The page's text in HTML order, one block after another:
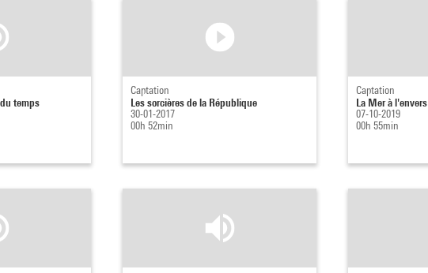
temps
Captation
Les sorcières de la République
30-01-2017
00h 52min
Captation
La Mer à l'envers
07-10-2019
00h 55min